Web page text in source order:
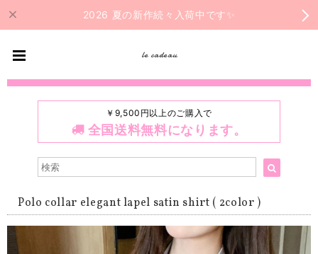
2026 夏の新作続々入荷中です✨
le cadeau
￥9,500円以上のご購入で
全国送料無料になります。
Polo collar elegant lapel satin shirt ( 2color )